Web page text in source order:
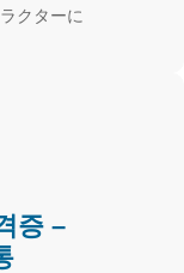
クターに
증 –